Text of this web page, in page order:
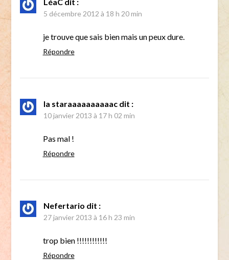
5 décembre 2012 à 18 h 20 min
je trouve que sais bien mais un peux dure.
Répondre
la staraaaaaaaaaac dit :
10 janvier 2013 à 17 h 02 min
Pas mal !
Répondre
Nefertario dit :
27 janvier 2013 à 16 h 23 min
trop bien !!!!!!!!!!!!
Répondre